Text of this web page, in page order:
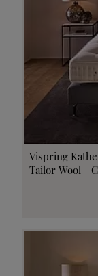
Vispring
Tailor Wool -